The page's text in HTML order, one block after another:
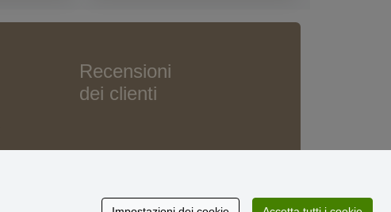
Recensioni
dei clienti